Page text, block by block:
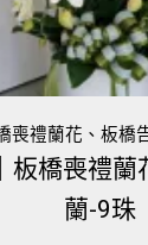
板橋喪禮蘭
款｜新北
(2